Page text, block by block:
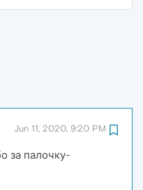
Jun 11, 2020, 9:20 PM
за палочку-